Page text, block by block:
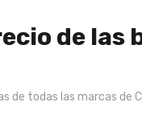
de las
de todas las marcas de